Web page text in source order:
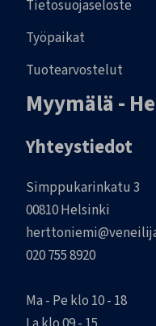
Tietosuojaseloste
Työpaikat
Tuotearvostelut
Myymälä -
Yhteystiedot
Simppukarinkatu 3
00810 Helsinki
020 755 8920
Ma - Pe klo 10 - 18